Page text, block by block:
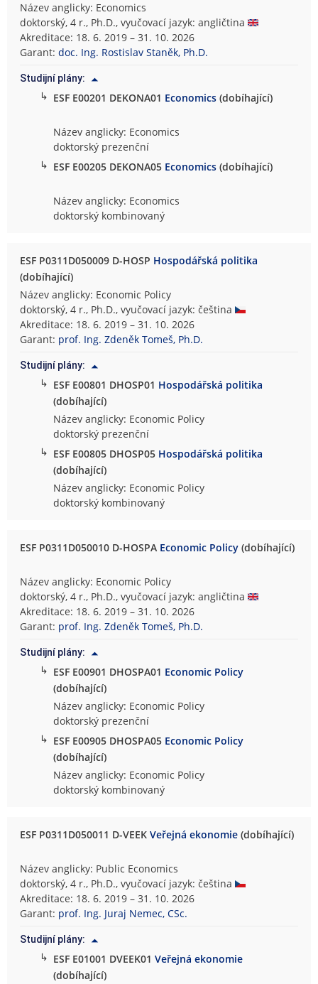
Název anglicky: Economics
doktorský, 4 r., Ph.D., vyučovací jazyk: angličtina
Akreditace: 18. 6. 2019 – 31. 10. 2026
Garant:doc. Ing. Rostislav Staněk, Ph.D.
Studijní plány:
↳ ESF E00201 DEKONA01 Economics (dobíhající)
Název anglicky: Economics
doktorský prezenční
↳ ESF E00205 DEKONA05 Economics (dobíhající)
Název anglicky: Economics
doktorský kombinovaný
ESF P0311D050009 D-HOSP Hospodářská politika
(dobíhající)
Název anglicky: Economic Policy
doktorský, 4 r., Ph.D., vyučovací jazyk: čeština
Akreditace: 18. 6. 2019 – 31. 10. 2026
Garant: prof. Ing. Zdeněk Tomeš, Ph.D.
Studijní plány:
↳ ESF E00801 DHOSP01 Hospodářská politika
(dobíhající)
Název anglicky: Economic Policy
doktorský prezenční
↳ ESF E00805 DHOSP05 Hospodářská politika
(dobíhající)
Název anglicky: Economic Policy
doktorský kombinovaný
ESF P0311D050010 D-HOSPA Economic Policy (dobíhající)
Název anglicky: Economic Policy
doktorský, 4 r., Ph.D., vyučovací jazyk: angličtina
Akreditace: 18. 6. 2019 – 31. 10. 2026
Garant: prof. Ing. Zdeněk Tomeš, Ph.D.
Studijní plány:
↳ ESF E00901 DHOSPA01 Economic Policy
(dobíhající)
Název anglicky: Economic Policy
doktorský prezenční
↳ ESF E00905 DHOSPA05 Economic Policy
(dobíhající)
Název anglicky: Economic Policy
doktorský kombinovaný
ESF P0311D050011 D-VEEKVeřejná ekonomie (dobíhající)
Název anglicky: Public Economics
doktorský, 4 r., Ph.D., vyučovací jazyk: čeština
Akreditace: 18. 6. 2019 – 31. 10. 2026
Garant: prof. Ing. Juraj Nemec, CSc.
Studijní plány:
↳ ESF E01001 DVEEK01Veřejná ekonomie
(dobíhající)